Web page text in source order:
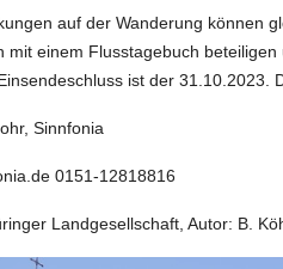
auf der Wanderung können
mit einem Flusstagebuch
ist der 31.10.2023.
Sinnfonia
0151-12818816
Landgesellschaft, Autor: B.